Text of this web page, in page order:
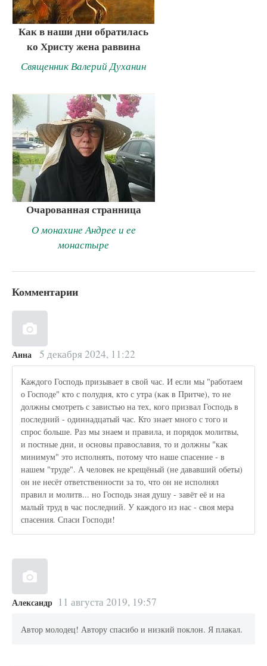
Как в наши дни обратилась
ко Христу жена раввина
Священник Валерий Духанин
Очарованная странница
О монахине Андрее и ее
монастыре
Комментарии
Анна 5 декабря 2024, 11:22
Каждого Господь призывает в свой час. И если мы "работаем
о Господе" кто с полудня, кто с утра (как в Притче), то не
должны смотреть с завистью на тех, кого призвал Господь в
последний - одиннадцатый час. Кто знает много с того и
спрос больше. Раз мы знаем и правила, и порядок молитвы,
и постные дни, и основы православия, то и должны "как
минимум" это исполнять, потому что наше спасение - в
нашем "труде". А человек не крещёный (не дававший обеты)
он не несёт ответственности за то, что он не исполнял
правил и молитв... но Господь зная душу - завёт её и на
малый труд в час последний. У каждого из нас - своя мера
спасения. Спаси Господи!
Александр 11 августа 2019, 19:57
Автор молодец! Автору спасибо и низкий поклон. Я плакал.